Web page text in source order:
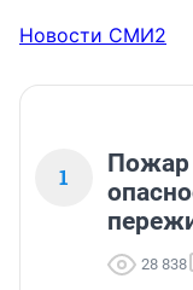
Новости СМИ2
1
Пожар
28 838